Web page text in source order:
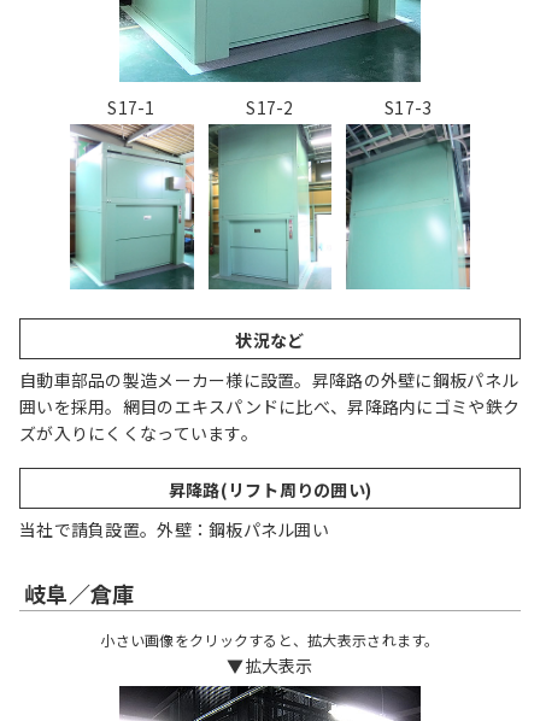
S17-1 S17-2 S17-3
状況など
自動車部品の製造メーカー様に設置。昇降路の外壁に鋼板パネル
囲いを採用。網目のエキスパンドに比べ、昇降路内にゴミや鉄ク
ズが入りにくくなっています。
昇降路(リフト周りの囲い)
当社で請負設置。外壁：鋼板パネル囲い
岐阜／倉庫
小さい画像をクリックすると、拡大表示されます。
▼拡大表示